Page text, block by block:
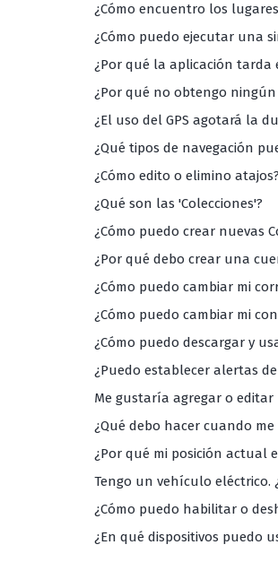
¿Cómo edito o elimino atajos?
¿Qué son las 'Colecciones'?
¿Cómo puedo cambiar mi